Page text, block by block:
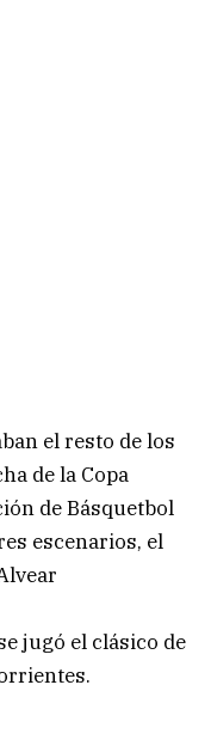
el resto de los
de la Copa
de Básquetbol
escenarios, el
jugó el clásico de